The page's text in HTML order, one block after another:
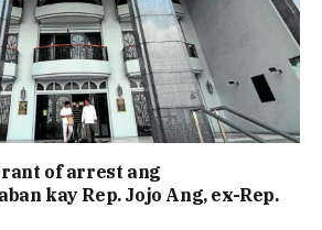
of arrest ang
kay Rep. Jojo Ang, ex-Rep.